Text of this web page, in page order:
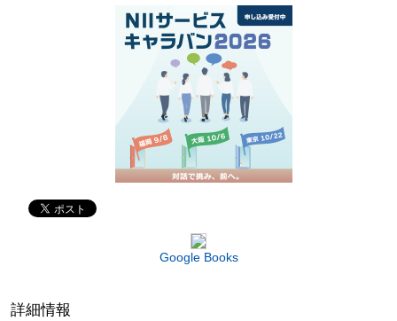
Google Books
詳細情報